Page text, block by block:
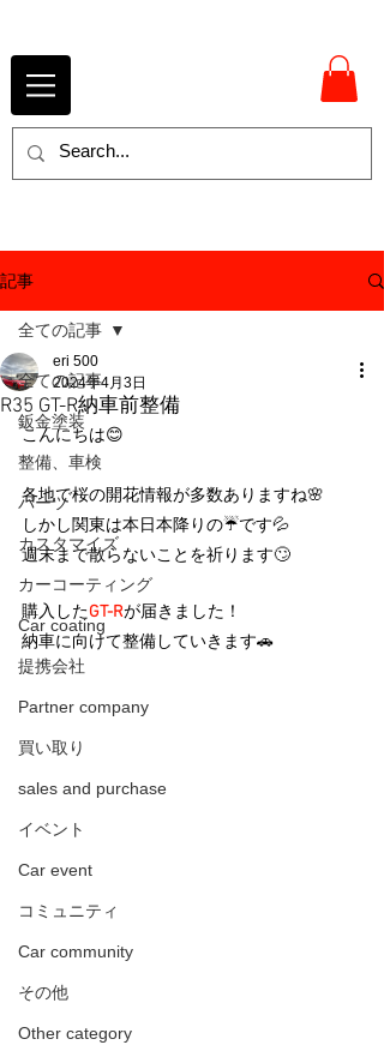
記事
全ての記事
鈑金塗装
整備、車検
パーツ
カスタマイズ
カーコーティング
Car coating
提携会社
Partner company
買い取り
sales and purchase
イベント
Car event
コミュニティ
Car community
その他
Other category
全ての記事
R35 GT-R納車前整備
eri 500
2024年4月3日
こんにちは😊
各地で桜の開花情報が多数ありますね🌸
しかし関東は本日本降りの☔です💦
週末まで散らないことを祈ります🙄
購入したGT-Rが届きました！
納車に向けて整備していきます🚗